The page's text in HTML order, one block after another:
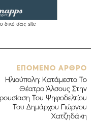
ΕΠΟΜΕΝΟ ΑΡΘΡΟ
Ηλιούπολη: Kατάμεστο Το
Θέατρο Άλσους Στην
Του Ψηφοδελτίου
Του Δημάρχου Γιώργου
Χατζηδάκη